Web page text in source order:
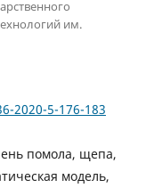
им.
2020-5-176-183
помола, щепа,
модель,